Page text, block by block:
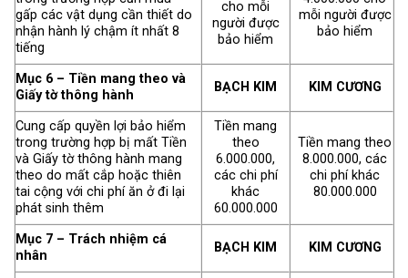
gấp các vật dụng cần thiết do
nhận hành lý chậm ít nhất 8
tiếng
cho mỗi
người được
bảo hiểm
mỗi người được
bảo hiểm
Mục 6 – Tiền mang theo và
Giấy tờ thông hành
BẠCH KIM KIM CƯƠNG
Cung cấp quyền lợi bảo hiểm
trong trường hợp bị mất Tiền
và Giấy tờ thông hành mang
theo do mất cắp hoặc thiên
tai cộng với chi phí ăn ở đi lại
phát sinh thêm
Tiền mang
theo
6.000.000,
các chi phí
khác
60.000.000
Tiền mang theo
8.000.000, các
chi phí khác
80.000.000
Mục 7 – Trách nhiệm cá
nhân
BẠCH KIM KIM CƯƠNG